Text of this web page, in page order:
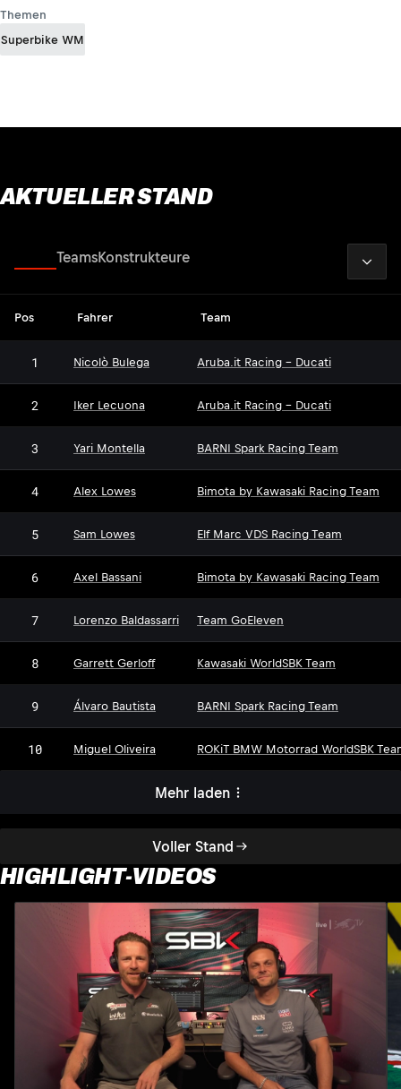
Themen
Superbike WM
AKTUELLER STAND
Voller Stand
TeamsKonstrukteure
Pos Fahrer Team
1 Nicolò Bulega Aruba.it Racing - Ducati
2 Iker Lecuona Aruba.it Racing - Ducati
3 Yari Montella BARNI Spark Racing Team
4 Alex Lowes Bimota by Kawasaki Racing Team
5 Sam Lowes Elf Marc VDS Racing Team
6 Axel Bassani Bimota by Kawasaki Racing Team
7 Lorenzo Baldassarri Team GoEleven
8 Garrett Gerloff Kawasaki WorldSBK Team
9 Álvaro Bautista BARNI Spark Racing Team
10 Miguel Oliveira ROKiT BMW Motorrad WorldSBK
Mehr laden
HIGHLIGHT-VIDEOS